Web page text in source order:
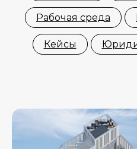
Рабочая среда
Кейсы